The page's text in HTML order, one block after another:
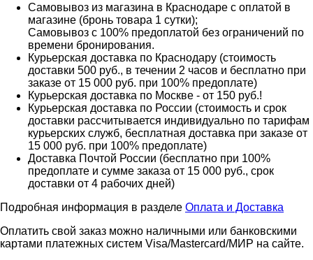
Самовывоз из магазина в Краснодаре с оплатой в
магазине (бронь товара 1 сутки);
Самовывоз с 100% предоплатой без ограничений по
времени бронирования.
Курьерская доставка по Краснодару (стоимость
доставки 500 руб., в течении 2 часов и бесплатно при
заказе от 15 000 руб. при 100% предоплате)
Курьерская доставка по Москве - от 150 руб.!
Курьерская доставка по России (стоимость и срок
доставки рассчитывается индивидуально по тарифам
курьерских служб, бесплатная доставка при заказе от
15 000 руб. при 100% предоплате)
Доставка Почтой России (бесплатно при 100%
предоплате и сумме заказа от 15 000 руб., срок
доставки от 4 рабочих дней)
Подробная информация в разделе Оплата и Доставка
Оплатить свой заказ можно наличными или банковскими
картами платежных систем Visa/Mastercard/МИР на сайте.